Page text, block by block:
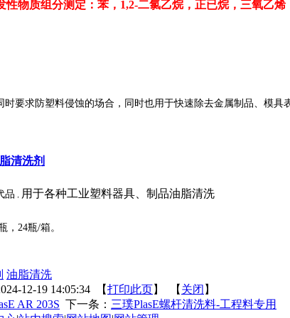
性物质组分测定：苯，1,2-二氯乙烷，正已烷，三氧乙
要求防塑料侵蚀的场合，同时也用于快速除去金属制品、模具
清洗剂
品 用于各种工业塑料器具、制品油脂清洗
， 24瓶/箱。
油脂清洗
12-19 14:05:34 【打印此页】 【 关闭 】
AR 203S 下一条： 三璞PlasE螺杆清洗料-工程料专用